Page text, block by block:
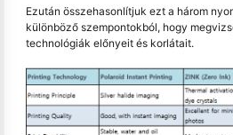
Ezután összehasonlítjuk ezt a három
különböző szempontokból, hogy
technológiák előnyeit és korlátait.